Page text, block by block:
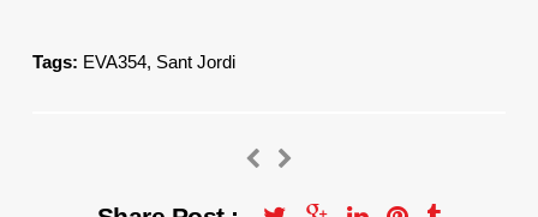
Tags: EVA354, Sant Jordi